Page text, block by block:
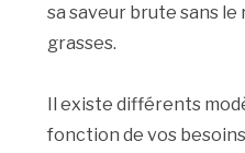
sa saveur brute sans
grasses.
Il existe différents
fonction de vos